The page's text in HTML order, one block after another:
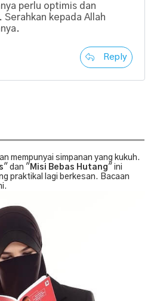
perlu optimis dan
kepada Allah
Reply
mempunyai simpanan yang kukuh.
" dan " Misi Bebas Hutang" ini
praktikal lagi berkesan. Bacaan